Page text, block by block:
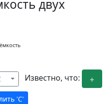
двух
Известно, что:
'C'